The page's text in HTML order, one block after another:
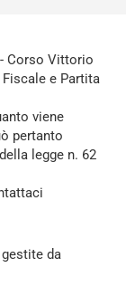
Corso Vittorio
Fiscale e Partita
viene
pertanto
legge n. 62
da